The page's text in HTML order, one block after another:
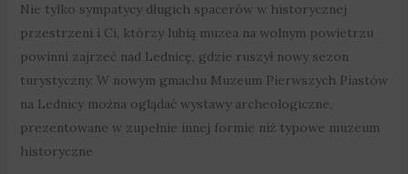
Nie tylko sympatycy długich spacerów w historycznej
przestrzeni i Ci, którzy lubią muzea na wolnym powietrzu
powinni zajrzeć nad Lednicę, gdzie ruszył nowy sezon
turystyczny. W nowym gmachu Muzeum Pierwszych Piastów
na Lednicy można oglądać wystawy archeologiczne,
prezentowane w zupełnie innej formie niż typowe muzeum
historyczne